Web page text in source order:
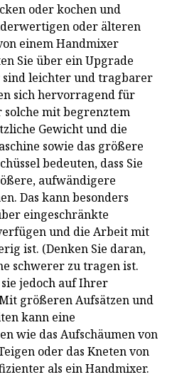
oder kochen und
oder älteren
einem Handmixer
Sie über ein Upgrade
leichter und tragbarer
sich hervorragend für
solche mit begrenztem
Gewicht und die
sowie das größere
bedeuten, dass Sie
aufwändigere
Das kann besonders
eingeschränkte
und die Arbeit mit
ist. (Denken Sie daran,
schwerer zu tragen ist.
jedoch auf Ihrer
größeren Aufsätzen und
kann eine
wie das Aufschäumen von
oder das Kneten von
als ein Handmixer.